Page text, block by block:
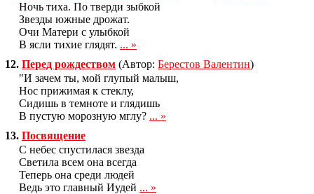
Ночь тиха. По тверди зыбкой
Звезды южные дрожат.
Очи Матери с улыбкой
В ясли тихие глядят. ... »
12. Перед рождеством (Автор: Берестов Валентин)
"И зачем ты, мой глупый малыш,
Нос прижимая к стеклу,
Сидишь в темноте и глядишь
В пустую морозную мглу? ... »
13. Посвящение
С небес спустилася звезда
Светила всем она всегда
Теперь она среди людей
Ведь это главный Иудей ... »